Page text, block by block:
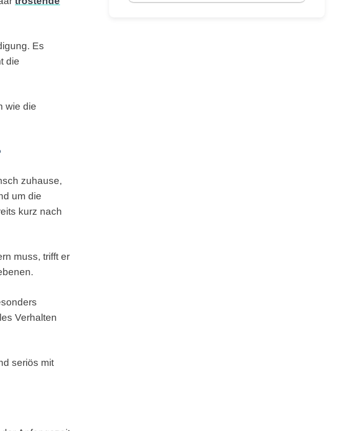
Es
die
wie die
zuhause,
um die
kurz nach
muss, trifft er
Verhalten
seriös mit